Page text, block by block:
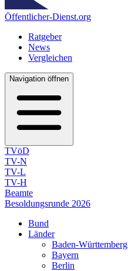
Öffentlicher-Dienst.org
Ratgeber
News
Vergleichen
Navigation öffnen
TVöD
TV-N
TV-L
TV-H
Beamte
Besoldungsrunde 2026
Bund
Länder
Baden-Württemberg
Bayern
Berlin